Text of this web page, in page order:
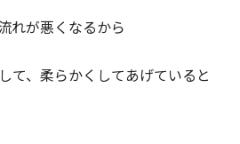
れが悪くなるから
て、柔らかくしてあげていると